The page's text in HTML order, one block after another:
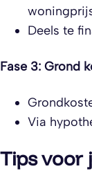
Deels te
Fase 3: Grond
Via
Tips voor